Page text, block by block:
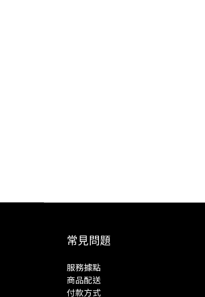
常見問題
服務據點
商品配送
付款方式